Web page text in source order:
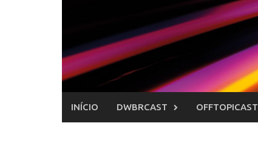
INÍCIO DWBRCAST OFFTOPICAST